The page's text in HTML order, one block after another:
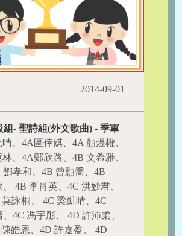
2014-09-01
組- 聖詩組(外文歌曲) - 季軍
、4A區倖娸、4A 顏煜權、
、4A鄭欣路、4B 文希雅、
鄧孝和、4B 曾顥喬、4B
4B 李肖英、4C 洪妙君、
莫詠桐、 4C 梁凱晴、4C
4C 馮宇彤、 4D 許沛柔、
皓恩、4D 許嘉盈、 4D